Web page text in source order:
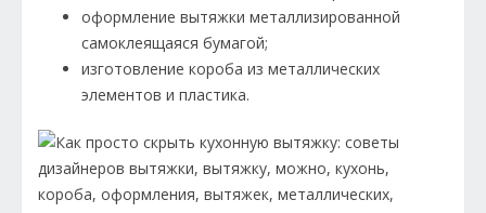
оформление вытяжки металлизированной
самоклеящаяся бумагой;
изготовление короба из металлических
элементов и пластика.